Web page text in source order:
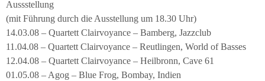
Aussstellung
(mit Führung durch die Ausstellung um 18.30 Uhr)
14.03.08 – Quartett Clairvoyance – Bamberg, Jazzclub
11.04.08 – Quartett Clairvoyance – Reutlingen, World of Basses
12.04.08 – Quartett Clairvoyance – Heilbronn, Cave 61
01.05.08 – Agog – Blue Frog, Bombay, Indien